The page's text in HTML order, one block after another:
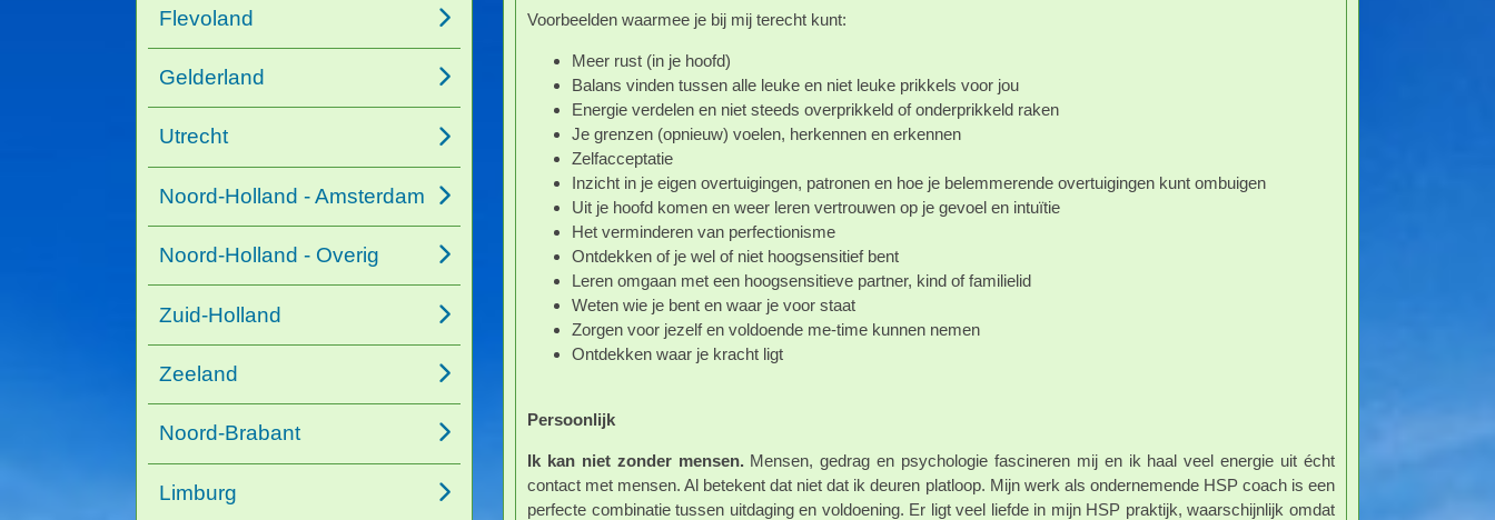
Voorbeelden waarmee je bij mij terecht kunt:
Meer rust (in je hoofd)
Balans vinden tussen alle leuke en niet leuke prikkels voor jou
Energie verdelen en niet steeds overprikkeld of onderprikkeld raken
Je grenzen (opnieuw) voelen, herkennen en erkennen
Zelfacceptatie
Inzicht in je eigen overtuigingen, patronen en hoe je belemmerende overtuigingen kunt ombuigen
Uit je hoofd komen en weer leren vertrouwen op je gevoel en intuïtie
Het verminderen van perfectionisme
Ontdekken of je wel of niet hoogsensitief bent
Leren omgaan met een hoogsensitieve partner, kind of familielid
Weten wie je bent en waar je voor staat
Zorgen voor jezelf en voldoende me-time kunnen nemen
Ontdekken waar je kracht ligt
Persoonlijk
Ik kan niet zonder mensen.Mensen, gedrag en psychologie fascineren mij en ik haal veel energie uit écht
contact met mensen. Al betekent dat niet dat ik deuren platloop. Mijn werk als ondernemende HSP coach is een
perfecte combinatie tussen uitdaging en voldoening. Er ligt veel liefde in mijn HSP praktijk, waarschijnlijk omdat
Flevoland
Gelderland
Utrecht
Noord-Holland - Amsterdam
Noord-Holland - Overig
Zuid-Holland
Zeeland
Noord-Brabant
Limburg